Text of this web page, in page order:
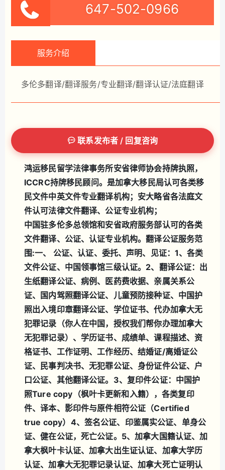
647-502-0966
服务介绍
多伦多翻译/翻译服务/专业翻译/翻译认证/法庭翻译
联系发布者 / 回复咨询
鸿运移民留学法律事务所安省律师协会持牌执照，
ICCRC持牌移民顾问。是加拿大移民局认可各类移
民文件中英文件专业翻译机构；安大略省各法庭文
件认可法律文件翻译、公证专业机构；
中国驻多伦多总领馆和安省政府服务部认可的各类
文件翻译、公证、认证专业机构。翻译公证服务范
围:一、 公证、认证、委托、声明、见证：1、各类
文件公证、中国领事馆三级认证。 2、翻译公证： 出
生纸翻译公证、病例、医药费收据、亲属关系公
证、国内驾照翻译公证、儿童预防接种证、中国护
照出入境印章翻译公证、学位证书、代办加拿大无
犯罪记录（你人在中国，授权我们帮你办理加拿大
无犯罪记录）、学历证书、成绩单、课程描述、资
格证书、工作证明、工作经历、结婚证/离婚证公
证、民事判决书、无犯罪公证、身份证件公证、户
口公证、其他翻译公证。 3、复印件公证：中国护
照Ture copy（枫叶卡更新和入籍），各类复印
件、译本、影印件与原件相符公证（Certified
true copy） 4、签名公证、印鉴属实公证、单身公
证、健在公证，死亡公证。 5、加拿大国籍认证、加
拿大枫叶卡认证、加拿大出生证认证、加拿大学历
认证、加拿大无犯罪记录认证、加拿大死亡证明认